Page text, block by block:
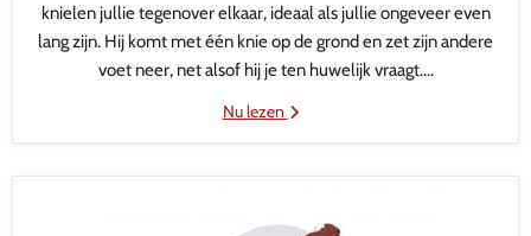
knielen jullie tegenover elkaar, ideaal als jullie ongeveer even
lang zijn. Hij komt met één knie op de grond en zet zijn andere
voet neer, net alsof hij je ten huwelijk vraagt....
Nu lezen